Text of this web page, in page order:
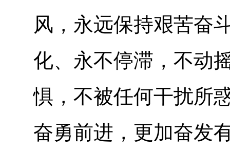
风，永远保持艰苦奋
化、永不停滞，不动
惧，不被任何干扰所
奋勇前进，更加奋发